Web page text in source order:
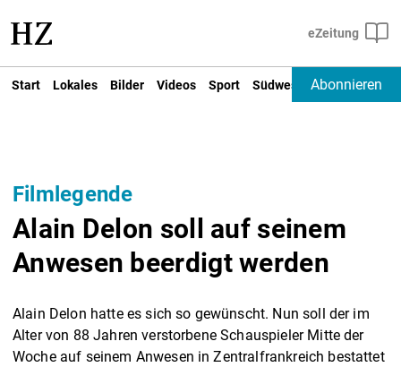
Start Lokales Bilder Videos Sport Südwest Deutschland
Abonnieren
Filmlegende
Alain Delon soll auf seinem
Anwesen beerdigt werden
Alain Delon hatte es sich so gewünscht. Nun soll der im
Alter von 88 Jahren verstorbene Schauspieler Mitte der
Woche auf seinem Anwesen in Zentralfrankreich bestattet